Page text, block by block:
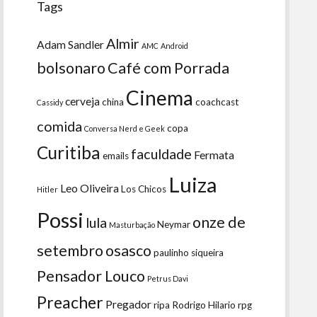
Tags
Adam Sandler Almir AMC Android
bolsonaroCafé com Porrada
Cassidy cervejachina Cinema coachcast
comida Conversa Nerd e Geek copa
Curitiba emails faculdade Fermata
Hitler Leo OliveiraLos Chicos Luiza
Possi lula Masturbação Neymar onze de
setembroosasco paulinho siqueira
Pensador Louco Petrus Davi
Preacher Pregadorripa Rodrigo Hilario rpg